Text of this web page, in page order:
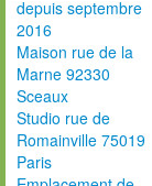
depuis septembre
2016
Maison rue de la
Marne 92330
Sceaux
Studio rue de
Romainville 75019
Paris